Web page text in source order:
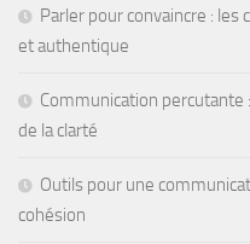
Parler pour convaincre : les
et authentique
Communication percutante
de la clarté
Outils pour une
cohésion